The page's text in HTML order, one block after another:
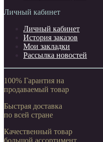
Личный кабинет
Личный кабинет
История заказов
Мои закладки
Рассылка новостей
100% Гарантия на
продаваемый товар
Быстрая доставка
по всей стране
Качественный товар
большой ассортимент